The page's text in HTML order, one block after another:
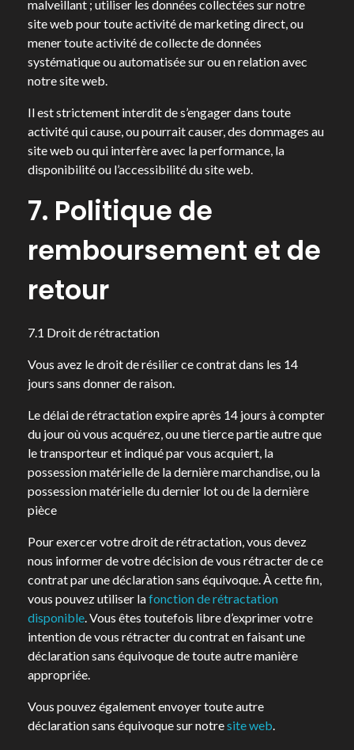
malveillant ; utiliser les données collectées sur notre
site web pour toute activité de marketing direct, ou
mener toute activité de collecte de données
systématique ou automatisée sur ou en relation avec
notre site web.
Il est strictement interdit de s’engager dans toute
activité qui cause, ou pourrait causer, des dommages au
site web ou qui interfère avec la performance, la
disponibilité ou l’accessibilité du site web.
7. Politique de
remboursement et de
retour
7.1 Droit de rétractation
Vous avez le droit de résilier ce contrat dans les 14
jours sans donner de raison.
Le délai de rétractation expire après 14 jours à compter
du jour où vous acquérez, ou une tierce partie autre que
le transporteur et indiqué par vous acquiert, la
possession matérielle de la dernière marchandise, ou la
possession matérielle du dernier lot ou de la dernière
pièce
Pour exercer votre droit de rétractation, vous devez
nous informer de votre décision de vous rétracter de ce
contrat par une déclaration sans équivoque. À cette fin,
vous pouvez utiliser lafonction de rétractation
disponible. Vous êtes toutefois libre d’exprimer votre
intention de vous rétracter du contrat en faisant une
déclaration sans équivoque de toute autre manière
appropriée.
Vous pouvez également envoyer toute autre
déclaration sans équivoque sur notresite web.